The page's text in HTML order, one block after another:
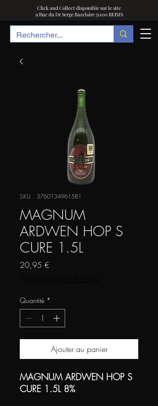
Click and Collect disponible sur le site
9 Rue du Dr Serge Bazelaire 51100 REIMS
SKU : 3760134961581
MAGNUM
ARDWEN HOP S
CURE 1.5L
20,95 €
Quantité *
Ajouter au panier
MAGNUM ARDWEN HOP S
CURE 1.5L 8%